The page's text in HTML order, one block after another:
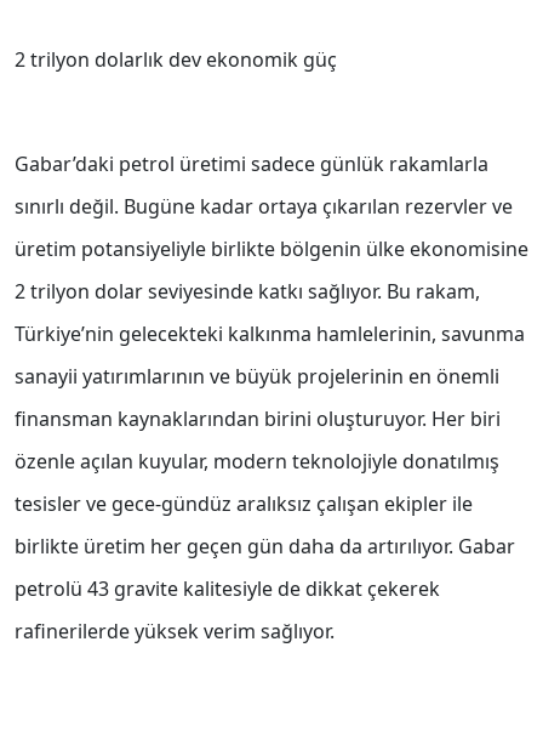
2 trilyon dolarlık dev ekonomik güç
Gabar’daki petrol üretimi sadece günlük rakamlarla
sınırlı değil. Bugüne kadar ortaya çıkarılan rezervler ve
üretim potansiyeliyle birlikte bölgenin ülke ekonomisine
2 trilyon dolar seviyesinde katkı sağlıyor. Bu rakam,
Türkiye’nin gelecekteki kalkınma hamlelerinin, savunma
sanayii yatırımlarının ve büyük projelerinin en önemli
finansman kaynaklarından birini oluşturuyor. Her biri
özenle açılan kuyular, modern teknolojiyle donatılmış
tesisler ve gece-gündüz aralıksız çalışan ekipler ile
birlikte üretim her geçen gün daha da artırılıyor. Gabar
petrolü 43 gravite kalitesiyle de dikkat çekerek
rafinerilerde yüksek verim sağlıyor.